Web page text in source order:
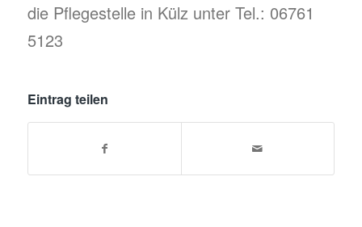
die Pflegestelle in Külz unter Tel.: 06761
5123
Eintrag teilen